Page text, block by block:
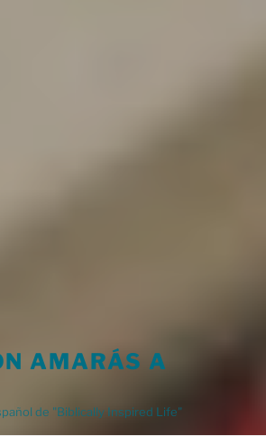
AMARÁS A
de "Biblically Inspired Life"